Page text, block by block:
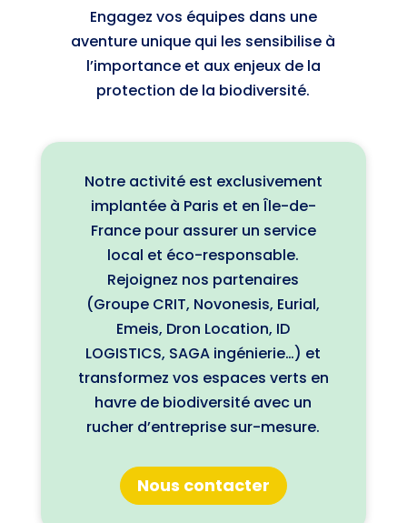
Engagez vos équipes dans une
aventure unique qui les sensibilise à
l’importance et aux enjeux de la
protection de la biodiversité.
Notre activité est exclusivement
implantée à Paris et en Île-de-
France pour assurer un service
local et éco-responsable.
Rejoignez nos partenaires
(Groupe CRIT, Novonesis, Eurial,
Emeis, Dron Location, ID
LOGISTICS, SAGA ingénierie…) et
transformez vos espaces verts en
havre de biodiversité avec un
rucher d’entreprise sur-mesure.
Nous contacter